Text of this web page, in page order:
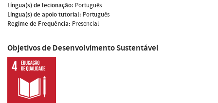
Língua(s) de lecionação: Português
Língua(s) de apoio tutorial: Português
Regime de Frequência: Presencial
Objetivos de Desenvolvimento Sustentável